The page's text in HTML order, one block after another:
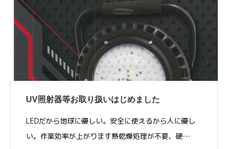
UV照射器等お取り扱いはじめました
LEDだから地球に優しい。安全に使えるから人に優し
い。作業効率が上がります熱乾燥処理が不要、硬…